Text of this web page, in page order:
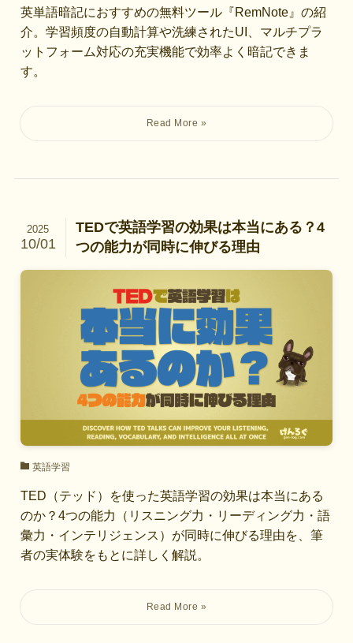
英単語暗記におすすめの無料ツール『RemNote』の紹
介。学習頻度の自動計算や洗練されたUI、マルチプラ
ットフォーム対応の充実機能で効率よく暗記できま
す。
TEDで英語学習の効果は本当にある？4
つの能力が同時に伸びる理由
2025
10/01
英語学習
TED（テッド）を使った英語学習の効果は本当にある
のか？4つの能力（リスニング力・リーディング力・語
彙力・インテリジェンス）が同時に伸びる理由を、筆
者の実体験をもとに詳しく解説。